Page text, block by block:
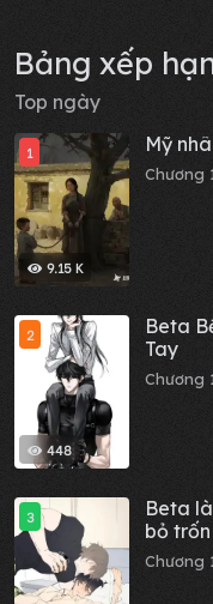
Bảng xếp
Top ngày
9.15 K
1 Mỹ
Chương
448
2
Beta
Tay
Chương
3
Beta
bỏ trốn
Chương